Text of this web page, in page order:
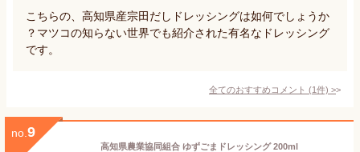
こちらの、高知県産宗田だしドレッシングは如何でしょうか
？マツコの知らない世界でも紹介された有名なドレッシング
です。
全てのおすすめコメント (1件) >
no. 9
高知県農業協同組合 ゆずごまドレッシング 200ml